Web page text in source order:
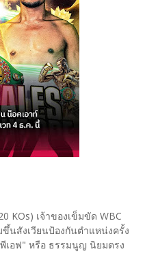
KOs) เจ้าของเข็มขัด WBC
นสังเวียนป้องกันตำแหน่งครั้ง
เอฟ" หรือ ธรรมนูญ นิยมตรง